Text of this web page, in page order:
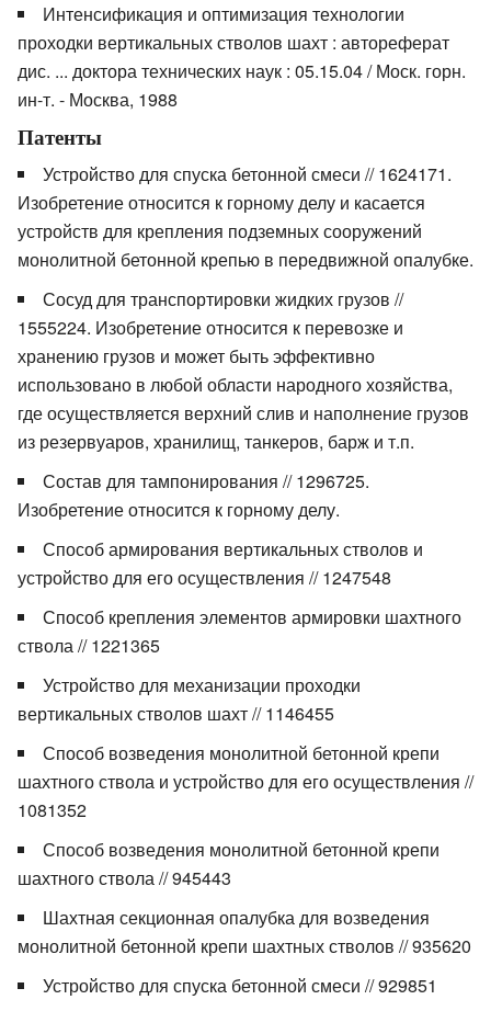
Интенсификация и оптимизация технологии
проходки вертикальных стволов шахт : автореферат
дис. ... доктора технических наук : 05.15.04 / Моск. горн.
ин-т. - Москва, 1988
Патенты
Устройство для спуска бетонной смеси // 1624171.
Изобретение относится к горному делу и касается
устройств для крепления подземных сооружений
монолитной бетонной крепью в передвижной опалубке.
Сосуд для транспортировки жидких грузов //
1555224. Изобретение относится к перевозке и
хранению грузов и может быть эффективно
использовано в любой области народного хозяйства,
где осуществляется верхний слив и наполнение грузов
из резервуаров, хранилищ, танкеров, барж и т.п.
Состав для тампонирования // 1296725.
Изобретение относится к горному делу.
Способ армирования вертикальных стволов и
устройство для его осуществления // 1247548
Способ крепления элементов армировки шахтного
ствола // 1221365
Устройство для механизации проходки
вертикальных стволов шахт // 1146455
Способ возведения монолитной бетонной крепи
шахтного ствола и устройство для его осуществления //
1081352
Способ возведения монолитной бетонной крепи
шахтного ствола // 945443
Шахтная секционная опалубка для возведения
монолитной бетонной крепи шахтных стволов // 935620
Устройство для спуска бетонной смеси // 929851